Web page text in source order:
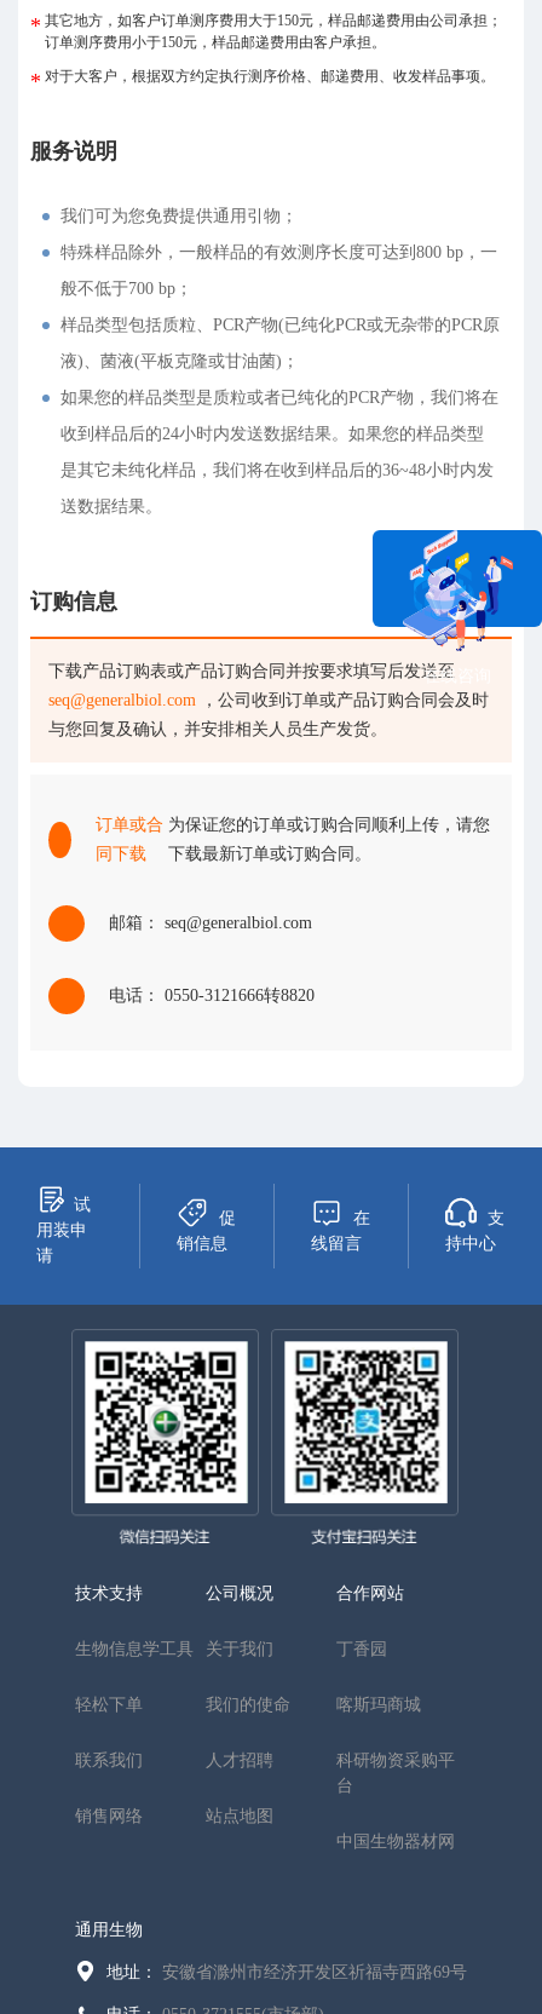
其它地方，如客户订单测序费用大于150元，样品邮递费用由公司承担；
订单测序费用小于150元，样品邮递费用由客户承担。
对于大客户，根据双方约定执行测序价格、邮递费用、收发样品事项。
服务说明
我们可为您免费提供通用引物；
特殊样品除外，一般样品的有效测序长度可达到800 bp，一
般不低于700 bp；
样品类型包括质粒、PCR产物(已纯化PCR或无杂带的PCR原
液)、菌液(平板克隆或甘油菌)；
如果您的样品类型是质粒或者已纯化的PCR产物，我们将在
收到样品后的24小时内发送数据结果。如果您的样品类型
是其它未纯化样品，我们将在收到样品后的36~48小时内发
送数据结果。
订购信息
下载产品订购表或产品订购合同并按要求填写后发送至
seq@generalbiol.com ，公司收到订单或产品订购合同会及时
与您回复及确认，并安排相关人员生产发货。
订单或合
同下载
为保证您的订单或订购合同顺利上传，请您
下载最新订单或订购合同。
邮箱： seq@generalbiol.com
电话： 0550-3121666转8820
试
用装申
请
促
销信息
在
线留言
支
持中心
技术支持
生物信息学工具
轻松下单
联系我们
销售网络
公司概况
关于我们
我们的使命
人才招聘
站点地图
合作网站
丁香园
喀斯玛商城
科研物资采购平
台
中国生物器材网
通用生物
地址： 安徽省滁州市经济开发区祈福寺西路69号
在线咨询